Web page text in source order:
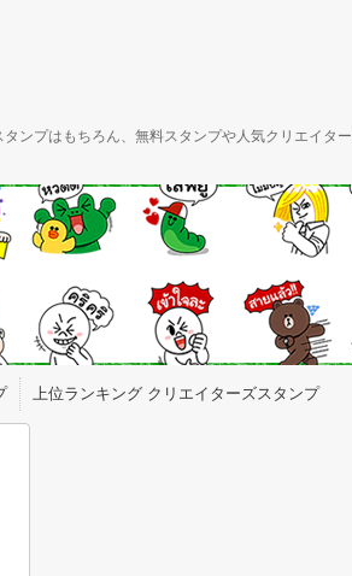
ンプはもちろん、無料スタンプや人気クリエイタ
上位ランキング クリエイターズスタンプ